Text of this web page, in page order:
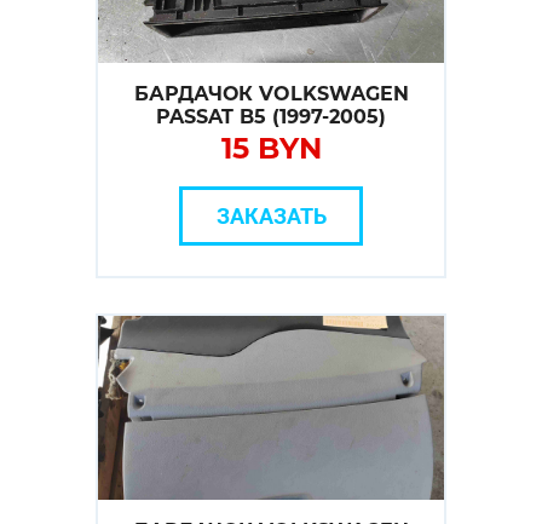
БАРДАЧОК VOLKSWAGEN
PASSAT B5 (1997-2005)
15 BYN
ЗАКАЗАТЬ